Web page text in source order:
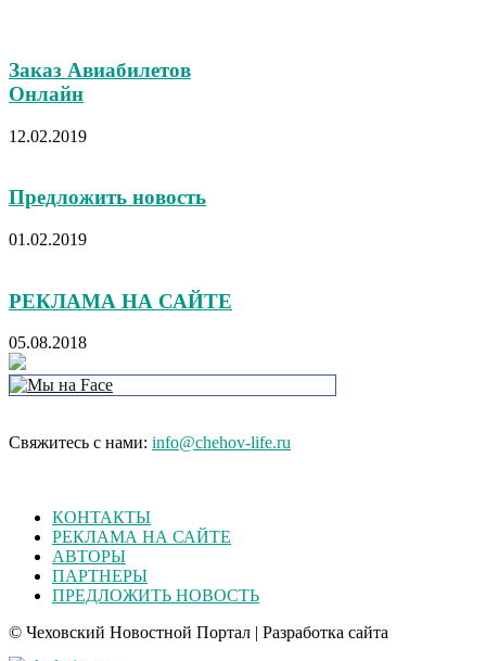
Заказ Авиабилетов
Онлайн
12.02.2019
Предложить новость
01.02.2019
РЕКЛАМА НА САЙТЕ
05.08.2018
Свяжитесь с нами: info@chehov-life.ru
КОНТАКТЫ
РЕКЛАМА НА САЙТЕ
АВТОРЫ
ПАРТНЕРЫ
ПРЕДЛОЖИТЬ НОВОСТЬ
© Чеховский Новостной Портал | Разработка сайта